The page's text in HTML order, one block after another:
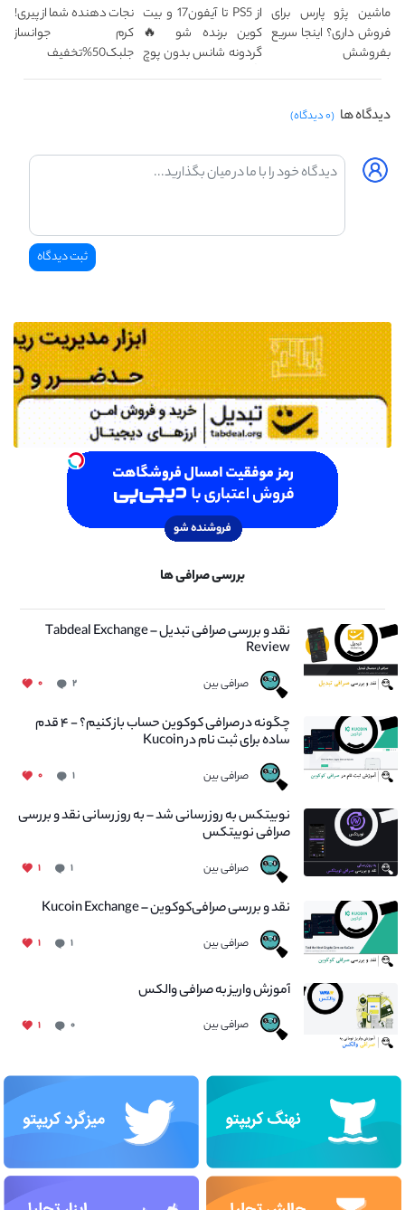
ماشین پژو پارس برای
فروش داری؟ اینجا سریع
بفروشش
از PS5 تا آیفون17 و بیت
کوین برنده شو 🔥
گردونه شانس بدون پوچ
💥
نجات دهنده شما از پیری!
کرم جوانساز
جلبک50%تخفیف
دیدگاه ها (۰ دیدگاه)
بررسی صرافی ها
نقد و بررسی صرافی تبدیل – Tabdeal Exchange
Review
صرافی بین ۲ ۰
چگونه در صرافی کوکوین حساب باز کنیم؟ - ۴ قدم
ساده برای ثبت نام در Kucoin
صرافی بین ۱ ۰
نوبیتکس به روزرسانی شد – به روز رسانی نقد و بررسی
صرافی نوبیتکس
صرافی بین ۱ ۱
نقد و بررسی صرافی‌کوکوین – Kucoin Exchange
صرافی بین ۱ ۱
آموزش واریز به صرافی والکس
صرافی بین ۰ ۱